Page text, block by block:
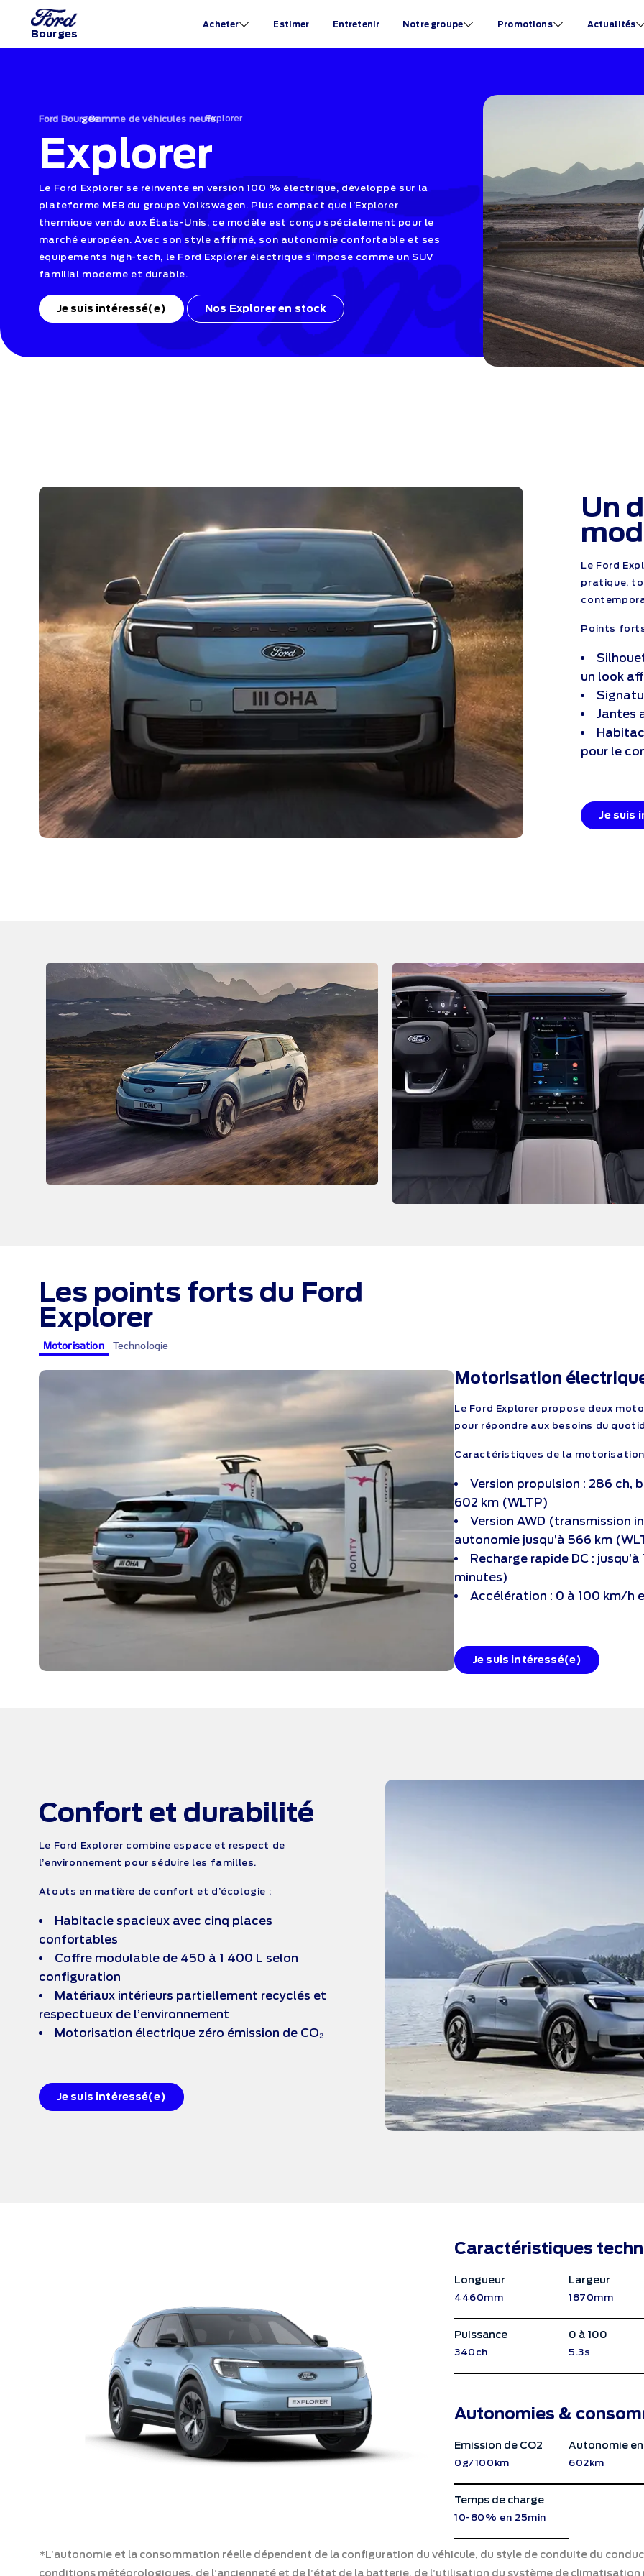
Bourges
Acheter Estimer Entretenir Notre groupe Promotions Actualités
Ford Bourges
›
Gamme de véhicules neufs
›
Explorer
Explorer
Le Ford Explorer se réinvente en version 100 % électrique, développé sur la
plateforme MEB du groupe Volkswagen. Plus compact que l’Explorer
thermique vendu aux États-Unis, ce modèle est conçu spécialement pour le
marché européen. Avec son style affirmé, son autonomie confortable et ses
équipements high-tech, le Ford Explorer électrique s’impose comme un SUV
familial moderne et durable.
Je suis intéressé(e) Nos Explorer en stock
Un
Le Ford
pratique,
Points
un look
Jantes
pour le
Je suis
Les points forts du Ford
Explorer
Motorisation Technologie
Motorisation
Le Ford Explorer propose deux
pour répondre aux besoins du
Caractéristiques de la
Version propulsion : 286 ch,
602 km (WLTP)
Version AWD (transmission
autonomie jusqu’à 566 km
Recharge rapide DC :
minutes)
Accélération : 0 à 100 km/h
Je suis intéressé(e)
Confort et durabilité
Le Ford Explorer combine espace et respect de
l’environnement pour séduire les familles.
Atouts en matière de confort et d’écologie :
Habitacle spacieux avec cinq places
confortables
Coffre modulable de 450 à 1 400 L selon
configuration
Matériaux intérieurs partiellement recyclés et
respectueux de l’environnement
Motorisation électrique zéro émission de CO₂
Je suis intéressé(e)
Caractéristiques
Longueur
4460mm
Largeur
1870mm
Puissance
340ch
0 à 100
5.3s
Autonomies &
Emission de CO2
0g/100km
Autonomie
602km
Temps de charge
10-80% en 25min
*L’autonomie et la consommation réelle dépendent de la configuration du véhicule, du style de conduite du
conditions météorologiques, de l’ancienneté et de l’état de la batterie, de l’utilisation du système de